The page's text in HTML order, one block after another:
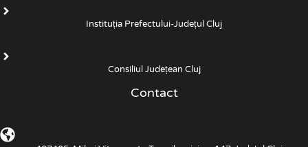
Instituția Prefectului-Județul Cluj
Consiliul Județean Cluj
Contact